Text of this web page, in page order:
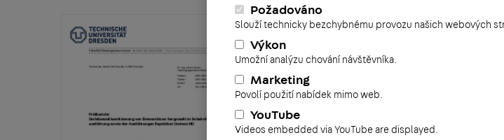
Požadováno
Slouží technicky bezchybnému provozu našich webových
Výkon
Umožní analýzu chování návštěvníka.
Marketing
Povolí použití nabídek mimo web.
YouTube
Videos embedded via YouTube are displayed.